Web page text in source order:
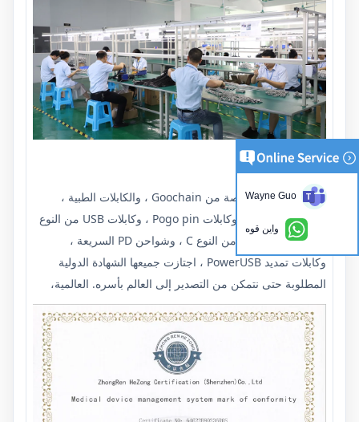
الشهادات:
كابلات USB المخصصة من Goochain ، والكابلات الطبية ،
وكابلات الكمبيوتر ، وكابلات Pogo pin ، وكابلات USB من النوع
C ، وموصلات USB من النوع C ، وشواحن PD السريعة ،
وكابلات تمديد PowerUSB ، اجتازت جميعها الشهادة الدولية
المطلوبة حتى نتمكن من التصدير إلى العالم بأسره. العالمية،
Wayne Guo
واين قوه